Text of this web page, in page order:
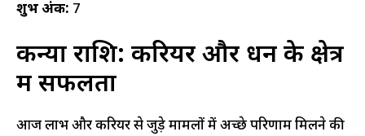
शुभ अंक: 7
कन्या राशि: करियर और धन के क्षेत्र
में सफलता
आज लाभ और करियर से जुड़े मामलों में अच्छे परिणाम मिलने की